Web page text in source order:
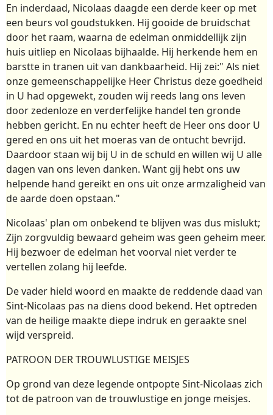
En inderdaad, Nicolaas daagde een derde keer op met
een beurs vol goudstukken. Hij gooide de bruidschat
door het raam, waarna de edelman onmiddellijk zijn
huis uitliep en Nicolaas bijhaalde. Hij herkende hem en
barstte in tranen uit van dankbaarheid. Hij zei:" Als niet
onze gemeenschappelijke Heer Christus deze goedheid
in U had opgewekt, zouden wij reeds lang ons leven
door zedenloze en verderfelijke handel ten gronde
hebben gericht. En nu echter heeft de Heer ons door U
gered en ons uit het moeras van de ontucht bevrijd.
Daardoor staan wij bij U in de schuld en willen wij U alle
dagen van ons leven danken. Want gij hebt ons uw
helpende hand gereikt en ons uit onze armzaligheid van
de aarde doen opstaan."
Nicolaas' plan om onbekend te blijven was dus mislukt;
Zijn zorgvuldig bewaard geheim was geen geheim meer.
Hij bezwoer de edelman het voorval niet verder te
vertellen zolang hij leefde.
De vader hield woord en maakte de reddende daad van
Sint-Nicolaas pas na diens dood bekend. Het optreden
van de heilige maakte diepe indruk en geraakte snel
wijd verspreid.
PATROON DER TROUWLUSTIGE MEISJES
Op grond van deze legende ontpopte Sint-Nicolaas zich
tot de patroon van de trouwlustige en jonge meisjes.